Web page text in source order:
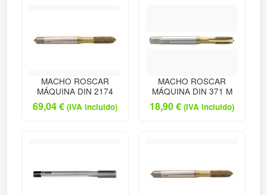
MACHO ROSCAR
MÁQUINA DIN 2174
69,04€ (IVA incluido)
MACHO ROSCAR
MÁQUINA DIN 371 M
18,90€ (IVA incluido)